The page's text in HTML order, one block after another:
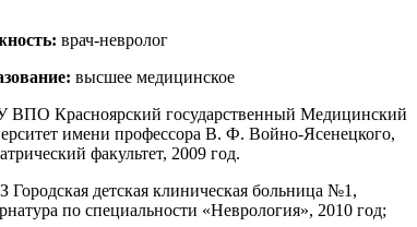
врач-невролог
высшее медицинское
ВПО Красноярский государственный Медицинский
имени профессора В. Ф. Войно-Ясенецкого,
факультет, 2009 год.
Городская детская клиническая больница №1,
по специальности «Неврология», 2010 год;